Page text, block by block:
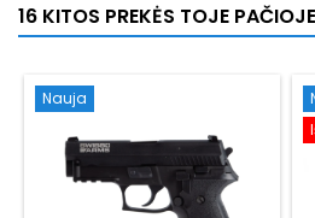
16 KITOS PREKĖS TOJE
Nauja